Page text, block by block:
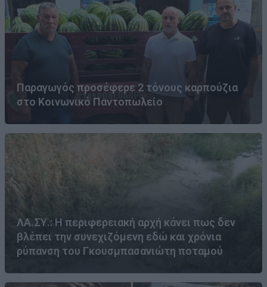
Παραγωγός προσέφερε 2 τόνους καρπούζια
στο Κοινωνικό Παντοπωλείο
ΛΑ.ΣΥ.: Η περιφερειακή αρχή κάνει πως δεν
βλέπει την συνεχιζόμενη εδώ και χρόνια
ρύπανση του Γκουσμπασανιώτη ποταμού